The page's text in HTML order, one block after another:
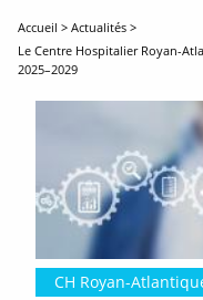
Fil
d'ariane
Accueil
Actualités
Le Centre Hospitalier Royan-
2025–2029
CH Royan-